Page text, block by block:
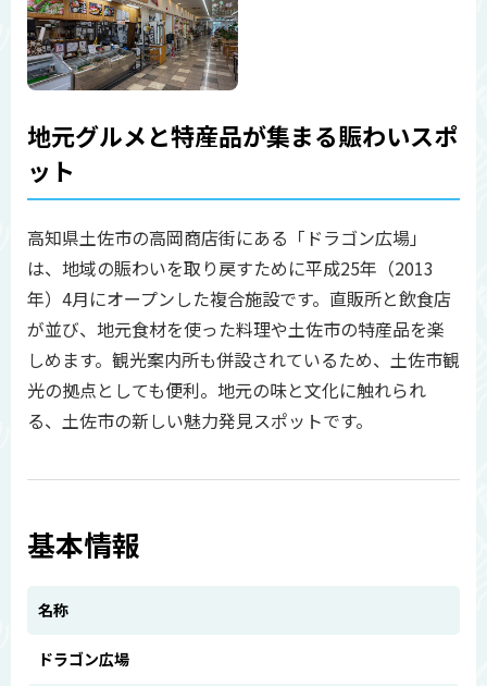
地元グルメと特産品が集まる賑わいスポ
ット
高知県土佐市の高岡商店街にある「ドラゴン広場」
は、地域の賑わいを取り戻すために平成25年（2013
年）4月にオープンした複合施設です。直販所と飲食店
が並び、地元食材を使った料理や土佐市の特産品を楽
しめます。観光案内所も併設されているため、土佐市観
光の拠点としても便利。地元の味と文化に触れられ
る、土佐市の新しい魅力発見スポットです。
基本情報
名称
ドラゴン広場